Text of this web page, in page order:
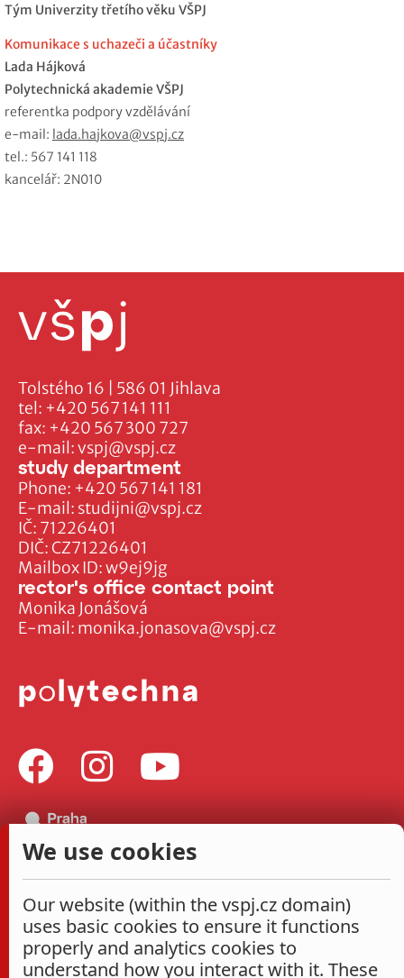
Tým Univerzity třetího věku VŠPJ
Komunikace s uchazeči a účastníky
Lada Hájková
Polytechnická akademie VŠPJ
referentka podpory vzdělávání
e-mail: lada.hajkova@vspj.cz
tel.: 567 141 118
kancelář: 2N010
Tolstého 16 | 586 01 Jihlava
tel: +420 567 141 111
fax: +420 567 300 727
e-mail:vspj@vspj.cz
IČ: 71226401
DIČ: CZ71226401
Mailbox ID: w9ej9jg
study department
Phone: +420 567 141 181
E-mail: studijni@vspj.cz
rector's office contact point
Monika Jonášová
E-mail: monika.jonasova@vspj.cz
We use cookies
Our website (within the vspj.cz domain)
uses basic cookies to ensure it functions
properly and analytics cookies to
understand how you interact with it. These